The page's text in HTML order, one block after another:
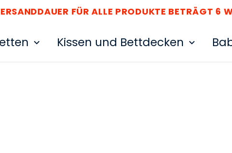
ALLE PRODUKTE BETRÄGT 6 WOCHEN.
Kissen und Bettdecken